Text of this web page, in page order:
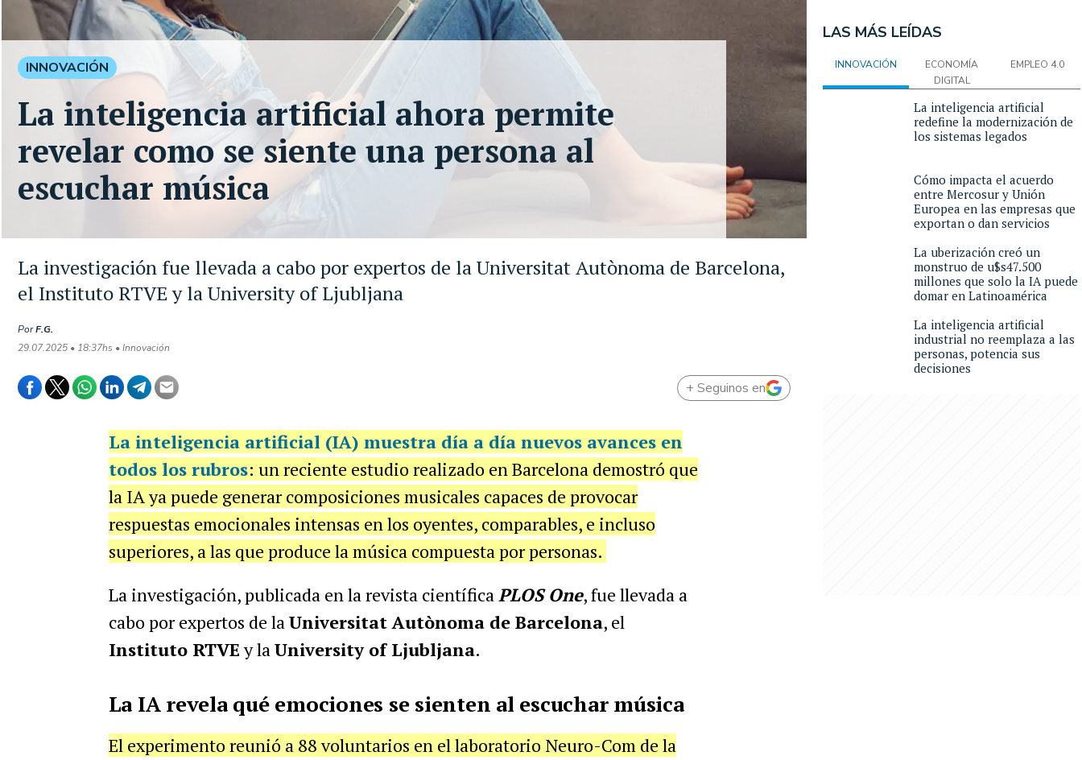
La investigación fue llevada a cabo por expertos de la Universitat Autònoma de Barcelona,
el Instituto RTVE y la University of Ljubljana
PorF.G.
29.07.2025 • 18:37hs • Innovación
INNOVACIÓN
La inteligencia artificial ahora permite
revelar como se siente una persona al
escuchar música
+ Seguinos en
La inteligencia artificial (IA) muestra día a día nuevos avances en
todos los rubros: un reciente estudio realizado en Barcelona demostró que
la IA ya puede generar composiciones musicales capaces de provocar
respuestas emocionales intensas en los oyentes, comparables, e incluso
superiores, a las que produce la música compuesta por personas.
La investigación, publicada en la revista científicaPLOS One, fue llevada a
cabo por expertos de laUniversitat Autònoma de Barcelona, el
Instituto RTVEy laUniversity of Ljubljana.
La IA revela qué emociones se sienten al escuchar música
El experimento reunió a 88 voluntarios en el laboratorio Neuro-Com de la
LAS MÁS LEÍDAS
INNOVACIÓN
ECONOMÍA
DIGITAL
EMPLEO 4.0
La inteligencia artificial
redefine la modernización de
los sistemas legados
Cómo impacta el acuerdo
entre Mercosur y Unión
Europea en las empresas que
exportan o dan servicios
La uberización creó un
monstruo de u$s47.500
millones que solo la IA puede
domar en Latinoamérica
La inteligencia artificial
industrial no reemplaza a las
personas, potencia sus
decisiones